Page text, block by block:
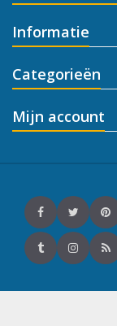
Informatie
Categorieën
Mijn account